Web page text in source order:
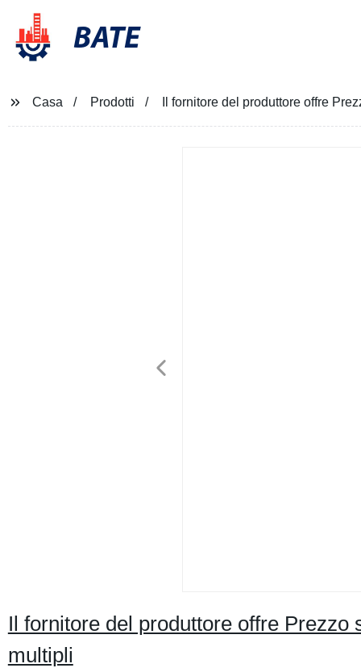
BATE
Casa Prodotti Il fornitore del produttore offre
Il fornitore del produttore offre
multipli